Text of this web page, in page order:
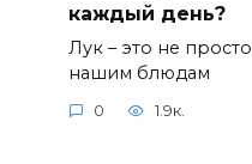
каждый день?
Лук – это не
нашим блюдам
0 1.9к.